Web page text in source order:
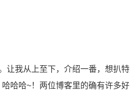
让我从上至下，介绍一番，想扒
哈哈~！两位博客里的确有许多